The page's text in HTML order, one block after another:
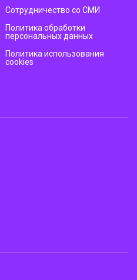
Сотрудничество со СМИ
Политика обработки
персональных данных
Политика использования
cookies